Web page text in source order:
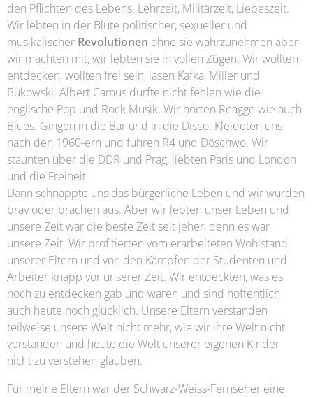
den Pflichten des Lebens. Lehrzeit, Militärzeit, Liebeszeit.
Wir lebten in der Blüte politischer, sexueller und
musikalischer Revolutionen ohne sie wahrzunehmen aber
wir machten mit, wir lebten sie in vollen Zügen. Wir wollten
entdecken, wollten frei sein, lasen Kafka, Miller und
Bukowski. Albert Camus durfte nicht fehlen wie die
englische Pop und Rock Musik. Wir hörten Reagge wie auch
Blues. Gingen in die Bar und in die Disco. Kleideten uns
nach den 1960-ern und fuhren R4 und Döschwo. Wir
staunten über die DDR und Prag, liebten Paris und London
und die Freiheit.
Dann schnappte uns das bürgerliche Leben und wir wurden
brav oder brachen aus. Aber wir lebten unser Leben und
unsere Zeit war die beste Zeit seit jeher, denn es war
unsere Zeit. Wir profitierten vom erarbeiteten Wohlstand
unserer Eltern und von den Kämpfen der Studenten und
Arbeiter knapp vor unserer Zeit. Wir entdeckten, was es
noch zu entdecken gab und waren und sind hoffentlich
auch heute noch glücklich. Unsere Eltern verstanden
teilweise unsere Welt nicht mehr, wie wir ihre Welt nicht
verstanden und heute die Welt unserer eigenen Kinder
nicht zu verstehen glauben.
Für meine Eltern war der Schwarz-Weiss-Fernseher eine